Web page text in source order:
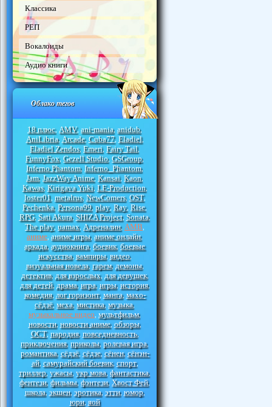
Классика
РЕП
Вокалоиды
Аудио книги
Облако тегов
18 плюс, AMV, ani-mania, anidub,
AniLibria, Arcade, Cuba77, Eladiel,
Eladiel Zendos, Emeri, Fairy Tail,
FunnyFox, Gezell Studio, GSGroup,
Inferno Phantom, Inferno_Phantom,
Jam, JazzWay Anime, Kansai, Kaon,
Kawas, Kirigava Yuki, LE-Production,
loster01, metalrus, NewComers, OST,
Pechenka, Persona99, play, Ray, Rise,
RPG, Sati Akura, SHIZA Project, Sonata,
The play, uamax, Адреналин, АМВ
аниме аниме игры, аниме онлайн,
аркада, аудиокнига, боевик, боевые
искусства, вампиры, видео,
визуальная новела, гарем, демоны,
детектив, для взрослых, для девушек,
для детей, драма, игра, игры, история,
комедия, лог горизонт, манга, махо-
сёдзё, меха, мистика, музыка,
музыкальное видео мультфильм,
новости, новости аниме, обзоры,
ОСТ, пародия, повседневность,
приключения, приколы, ролевая игра,
романтика, сёдзё, сёдзе, сёнен, сёнэн-
ай, самурайский боевик, спорт,
триллер, ужасы, укр мова, фантастика,
фентези, фильмы, фэнтези, Хвост Фей,
школа, экшен, эротика, этти, юмор,
юри, яой